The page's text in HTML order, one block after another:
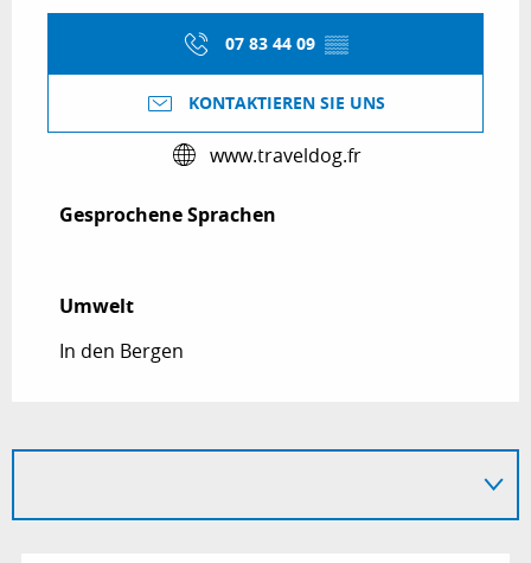
07 83 44 09 ▒▒
KONTAKTIEREN SIE UNS
www.traveldog.fr
Gesprochene Sprachen
Gesprochene Sprachen
Umwelt
Umwelt
In den Bergen